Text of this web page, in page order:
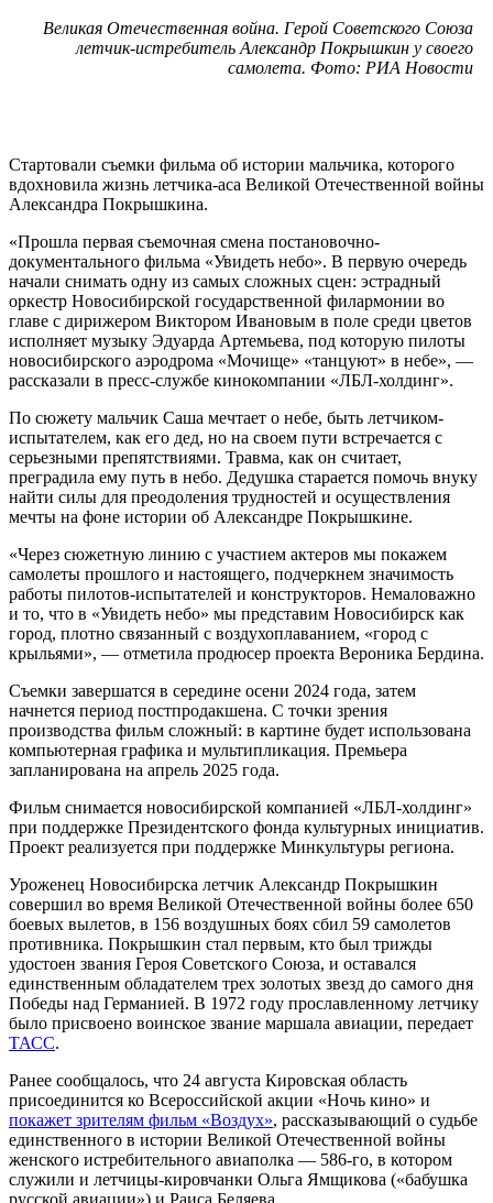
Великая Отечественная война. Герой Советского Союза
летчик-истребитель Александр Покрышкин у своего
самолета. Фото: РИА Новости
Стартовали съемки фильма об истории мальчика, которого
вдохновила жизнь летчика-аса Великой Отечественной войны
Александра Покрышкина.
«Прошла первая съемочная смена постановочно-
документального фильма «Увидеть небо». В первую очередь
начали снимать одну из самых сложных сцен: эстрадный
оркестр Новосибирской государственной филармонии во
главе с дирижером Виктором Ивановым в поле среди цветов
исполняет музыку Эдуарда Артемьева, под которую пилоты
новосибирского аэродрома «Мочище» «танцуют» в небе», —
рассказали в пресс-службе кинокомпании «ЛБЛ-холдинг».
По сюжету мальчик Саша мечтает о небе, быть летчиком-
испытателем, как его дед, но на своем пути встречается с
серьезными препятствиями. Травма, как он считает,
преградила ему путь в небо. Дедушка старается помочь внуку
найти силы для преодоления трудностей и осуществления
мечты на фоне истории об Александре Покрышкине.
«Через сюжетную линию с участием актеров мы покажем
самолеты прошлого и настоящего, подчеркнем значимость
работы пилотов-испытателей и конструкторов. Немаловажно
и то, что в «Увидеть небо» мы представим Новосибирск как
город, плотно связанный с воздухоплаванием, «город с
крыльями», — отметила продюсер проекта Вероника Бердина.
Съемки завершатся в середине осени 2024 года, затем
начнется период постпродакшена. С точки зрения
производства фильм сложный: в картине будет использована
компьютерная графика и мультипликация. Премьера
запланирована на апрель 2025 года.
Фильм снимается новосибирской компанией «ЛБЛ-холдинг»
при поддержке Президентского фонда культурных инициатив.
Проект реализуется при поддержке Минкультуры региона.
Уроженец Новосибирска летчик Александр Покрышкин
совершил во время Великой Отечественной войны более 650
боевых вылетов, в 156 воздушных боях сбил 59 самолетов
противника. Покрышкин стал первым, кто был трижды
удостоен звания Героя Советского Союза, и оставался
единственным обладателем трех золотых звезд до самого дня
Победы над Германией. В 1972 году прославленному летчику
было присвоено воинское звание маршала авиации, передает
ТАСС.
Ранее сообщалось, что 24 августа Кировская область
присоединится ко Всероссийской акции «Ночь кино» и
покажет зрителям фильм «Воздух», рассказывающий о судьбе
единственного в истории Великой Отечественной войны
женского истребительного авиаполка — 586-го, в котором
служили и летчицы-кировчанки Ольга Ямщикова («бабушка
русской авиации») и Раиса Беляева.